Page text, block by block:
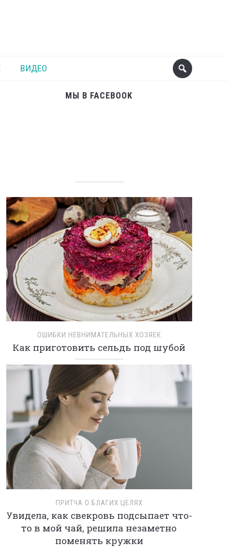
ВИДЕО
МЫ В FACEBOOK
ОШИБКИ НЕВНИМАТЕЛЬНЫХ ХОЗЯЕК
Как приготовить сельдь под шубой
ПРИТЧА О БЛАГИХ ЦЕЛЯХ
Увидела, как свекровь подсыпает что-
то в мой чай, решила незаметно
поменять кружки